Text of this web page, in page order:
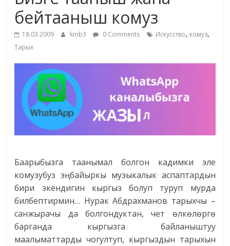
маданияты
жана
адабияты
бейтааныш комуз
18.03.2009 kmb3 0 Comments Искусство, комуз,
Тарых
Баарыбызга таанымал болгон кадимки эле
комузубуз эң байыркы музыкалык аспаптардын
бири экендигин кыргыз болуп туруп мурда
билбептирмин… Нурак Абдрахманов тарыхчы –
санжырачы да болгондуктан, чет өлкөлөргө
барганда кыргызга байланыштуу
маалыматтарды чогултуп, кыргыздын тарыхын